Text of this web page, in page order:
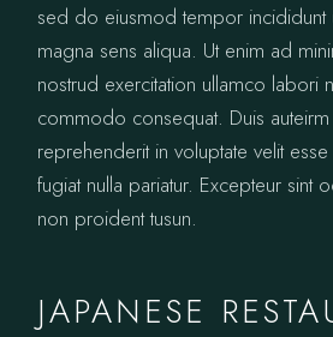
sed do eiusmod tempor
magna sens aliqua. Ut enim ad
nostrud exercitation ullamco labori
commodo consequat. Duis
reprehenderit in voluptate velit
fugiat nulla pariatur. Excepteur sint
non proident tusun.
JAPANESE